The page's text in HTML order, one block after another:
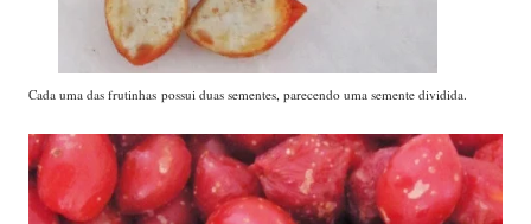
Cada uma das frutinhas possui duas sementes, parecendo uma semente dividida.